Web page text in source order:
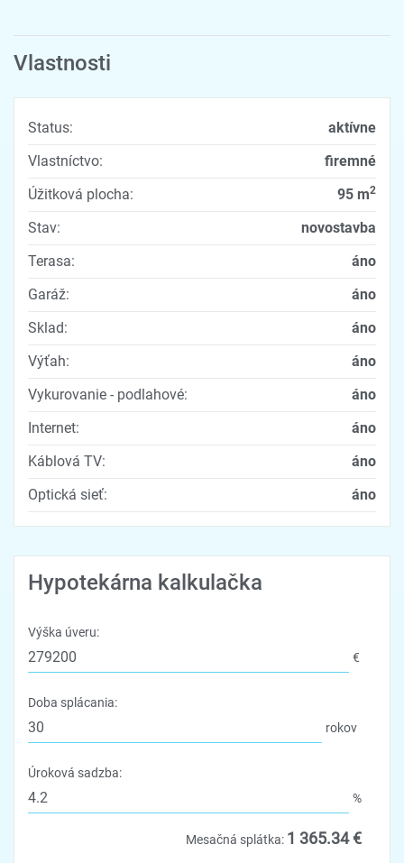
Vlastnosti
Status:
aktívne
Vlastníctvo:
firemné
Úžitková plocha:
95 m2
Stav:
novostavba
Terasa:
áno
Garáž:
áno
Sklad:
áno
Výťah:
áno
Vykurovanie - podlahové:
áno
Internet:
áno
Káblová TV:
áno
Optická sieť:
áno
Hypotekárna kalkulačka
Výška úveru:
€
Doba splácania:
rokov
Úroková sadzba:
%
Mesačná splátka: 1 365.34 €